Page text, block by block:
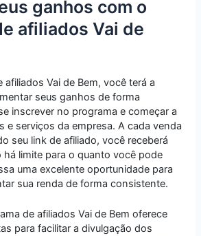
ganhos com o
afiliados Vai de
Vai de Bem, você terá a
seus ganhos de forma
inscrever no programa e começar a
e serviços da empresa. A cada venda
seu link de afiliado, você receberá
há limite para o quanto você pode
uma excelente oportunidade para
sua renda de forma consistente.
de afiliados Vai de Bem oferece
para facilitar a divulgação dos